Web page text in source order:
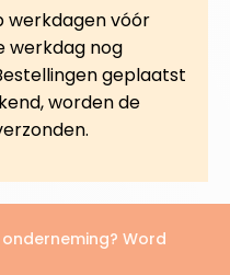
werkdagen vóór
werkdag nog
geplaatst
worden de
onderneming? Word